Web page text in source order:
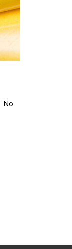
No